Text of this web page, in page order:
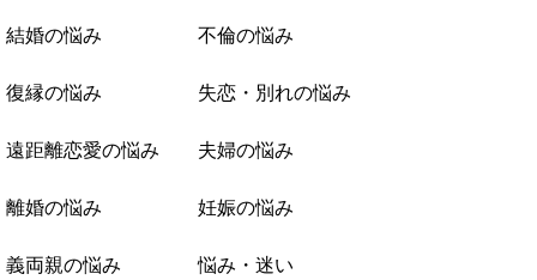
結婚の悩み 不倫の悩み
復縁の悩み 失恋・別れの悩み
遠距離恋愛の悩み 夫婦の悩み
離婚の悩み 妊娠の悩み
義両親の悩み 悩み・迷い